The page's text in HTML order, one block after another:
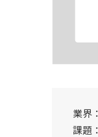
業界：
課題：